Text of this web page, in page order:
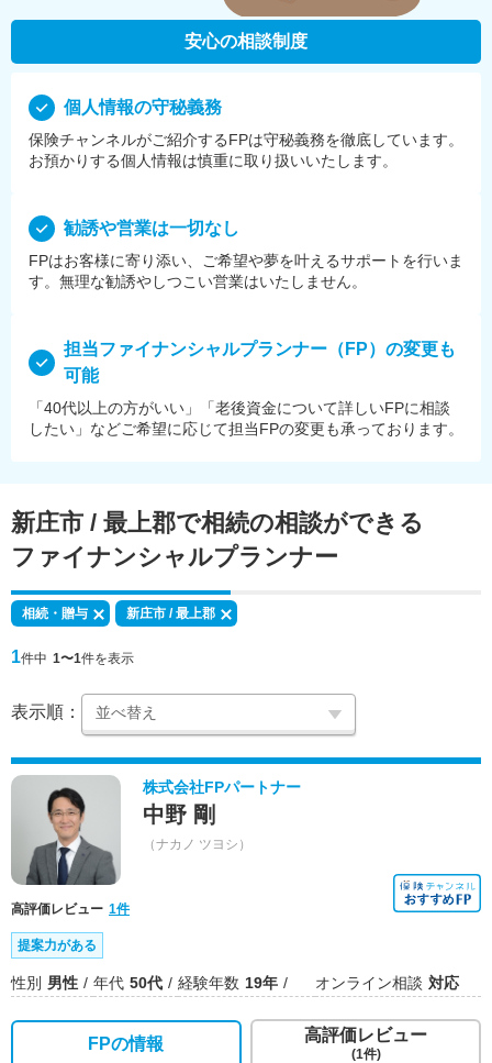
安心の相談制度
個⼈情報の守秘義務
保険チャンネルがご紹介するFPは守秘義務を徹底しています。
お預かりする個⼈情報は慎重に取り扱いいたします。
勧誘や営業は⼀切なし
FPはお客様に寄り添い、ご希望や夢を叶えるサポートを⾏いま
す。無理な勧誘やしつこい営業はいたしません。
担当ファイナンシャルプランナー（FP）の変更も
可能
「40代以上の方がいい」「老後資金について詳しいFPに相談
したい」などご希望に応じて担当FPの変更も承っております。
新庄市 / 最上郡で相続の相談ができる
ファイナンシャルプランナー
相続・贈与 新庄市 / 最上郡
1件中 1〜1件を表示
表示順：
株式会社FPパートナー
中野 剛
（ナカノ ツヨシ）
高評価レビュー 1件
提案力がある
性別 男性 年代 50代 経験年数 19年 オンライン相談 対応
FPの情報 高評価レビュー
(1件)